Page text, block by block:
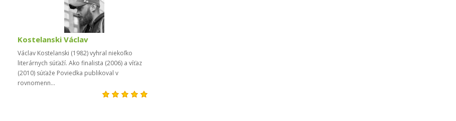
Kostelanski Václav
Václav Kostelanski (1982) vyhral niekoľko
literárnych súťaží. Ako finalista (2006) a víťaz
(2010) súťaže Poviedka publikoval v
rovnomenn...